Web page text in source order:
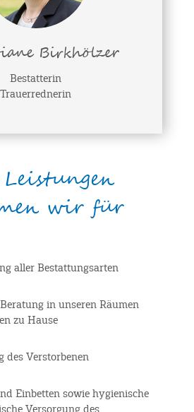
Birkhölzer
Bestatterin
Trauerrednerin
Leistungen
wir für
aller Bestattungsarten
in unseren Räumen
zu Hause
des Verstorbenen
Einbetten sowie hygienische
Versorgung des